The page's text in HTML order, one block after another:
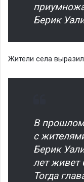
Берик
Жители села
В прошлом
с
Берик
лет живет
Тогда